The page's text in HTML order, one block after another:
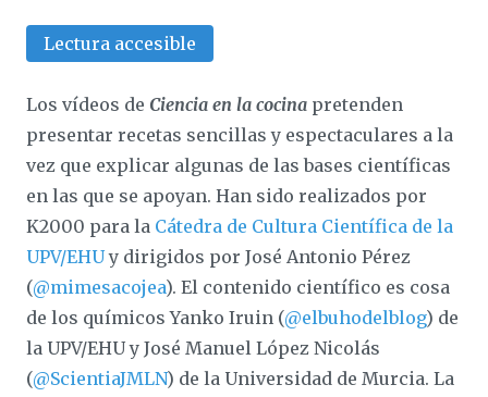
Lectura accesible
Los vídeos de Ciencia en la cocina pretenden
presentar recetas sencillas y espectaculares a la
vez que explicar algunas de las bases científicas
en las que se apoyan. Han sido realizados por
K2000 para la Cátedra de Cultura Científica de la
UPV/EHUy dirigidos por José Antonio Pérez
(@mimesacojea). El contenido científico es cosa
de los químicos Yanko Iruin (@elbuhodelblog) de
la UPV/EHU y José Manuel López Nicolás
(@ScientiaJMLN) de la Universidad de Murcia. La